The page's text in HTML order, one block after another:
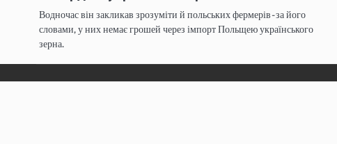
Водночас він закликав зрозуміти й польських фермерів - за його
словами, у них немає грошей через імпорт Польщею українського
зерна.